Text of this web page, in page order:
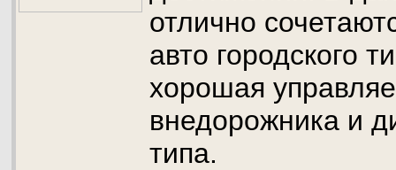
отлично
авто городского
хорошая
внедорожника и
типа.